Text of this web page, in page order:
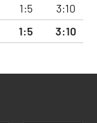
1:5 3:10
1:5 3:10